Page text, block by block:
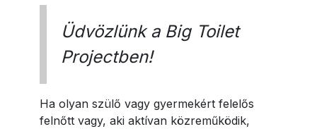
Üdvözlünk a Big Toilet
Projectben!
Ha olyan szülő vagy gyermekért felelős
felnőtt vagy, aki aktívan közreműködik,